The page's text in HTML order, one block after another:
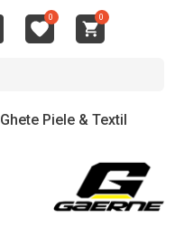
0 0
Ghete Piele & Textil